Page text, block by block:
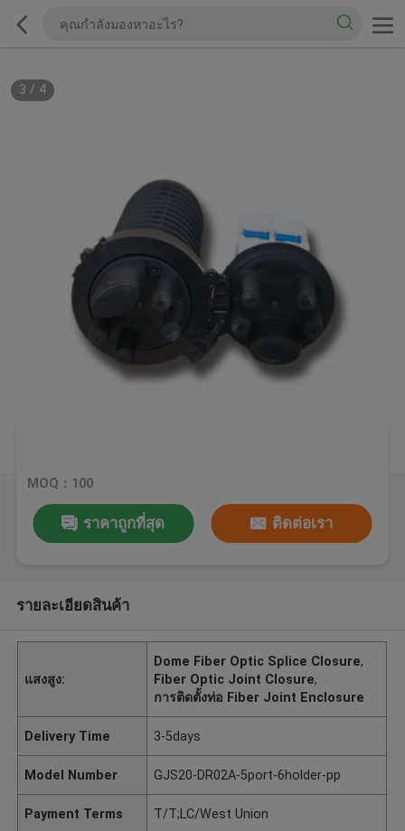
3 / 4
MOQ：100
ราคาถูกที่สุด ติดต่อเรา
รายละเอียดสินค้า
แสงสูง:
Dome Fiber Optic Splice Closure,
Fiber Optic Joint Closure,
การติดตั้งท่อ Fiber Joint Enclosure
Delivery Time 3-5days
Model Number GJS20-DR02A-5port-6holder-pp
Payment Terms T/T;LC/West Union